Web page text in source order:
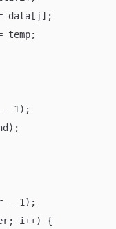
i++) {